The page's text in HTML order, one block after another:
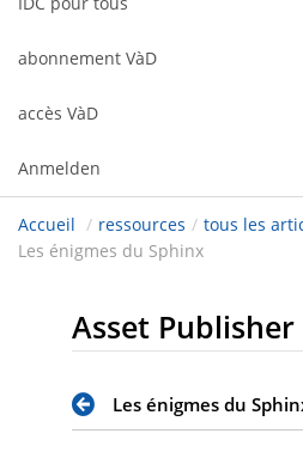
abonnement VàD
accès VàD
Anmelden
Accueil / ressources / tous les
Les énigmes du Sphinx
Asset Publisher
Les énigmes du